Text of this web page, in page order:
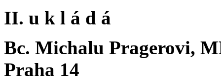
II. u k l á d á
Bc. Michalu Pragerovi,
Praha 14